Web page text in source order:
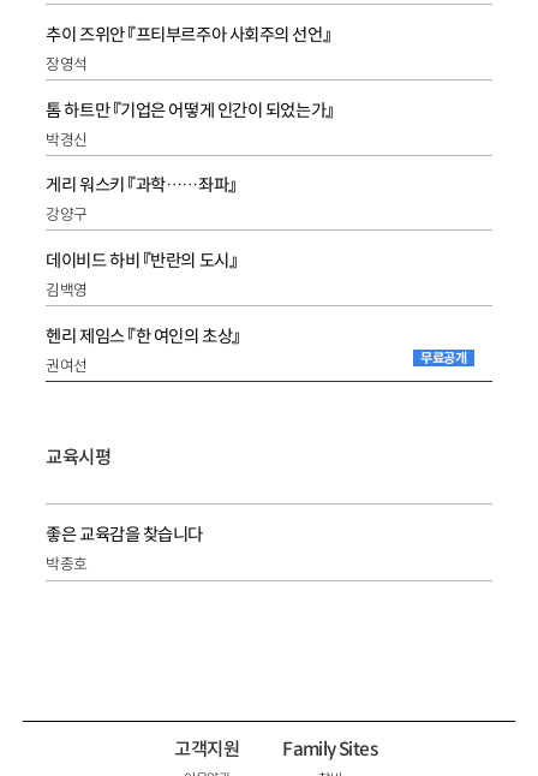
추이 즈위안 『프티부르주아 사회주의 선언』
장영석
톰 하트만 『기업은 어떻게 인간이 되었는가』
박경신
게리 워스키 『과학……좌파』
강양구
데이비드 하비 『반란의 도시』
김백영
헨리 제임스 『한 여인의 초상』
권여선 무료공개
교육시평
좋은 교육감을 찾습니다
박종호
고객지원 Family Sites